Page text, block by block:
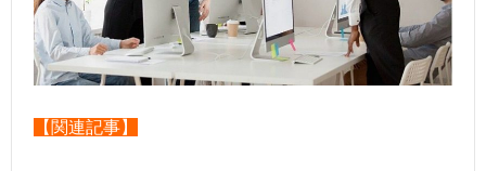
【関連記事】